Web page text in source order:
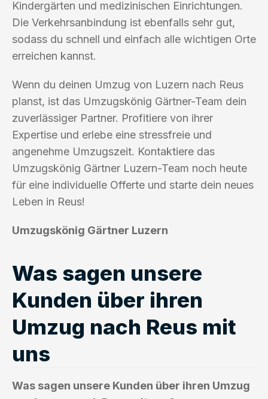
Kindergärten und medizinischen Einrichtungen.
Die Verkehrsanbindung ist ebenfalls sehr gut,
sodass du schnell und einfach alle wichtigen Orte
erreichen kannst.
Wenn du deinen Umzug von Luzern nach Reus
planst, ist das Umzugskönig Gärtner-Team dein
zuverlässiger Partner. Profitiere von ihrer
Expertise und erlebe eine stressfreie und
angenehme Umzugszeit. Kontaktiere das
Umzugskönig Gärtner Luzern-Team noch heute
für eine individuelle Offerte und starte dein neues
Leben in Reus!
Umzugskönig Gärtner Luzern
Was sagen unsere
Kunden über ihren
Umzug nach Reus mit
uns
Was sagen unsere Kunden über ihren Umzug